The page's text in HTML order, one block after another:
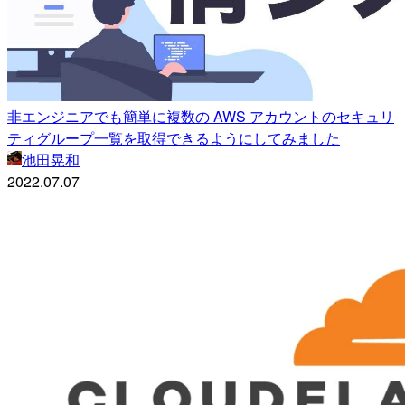
非エンジニアでも簡単に複数の AWS アカウントのセキュリ
ティグループ一覧を取得できるようにしてみました
池田晃和
2022.07.07